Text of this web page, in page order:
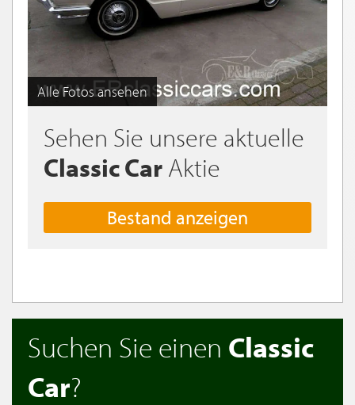
Alle Fotos ansehen
Sehen Sie unsere aktuelle
Classic Car Aktie
Bestand anzeigen
Suchen Sie einen Classic
Car?